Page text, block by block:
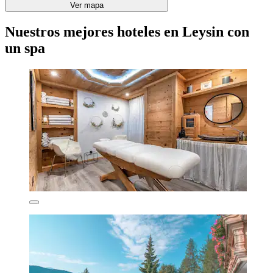
Ver mapa
Nuestros mejores hoteles en Leysin con
un spa